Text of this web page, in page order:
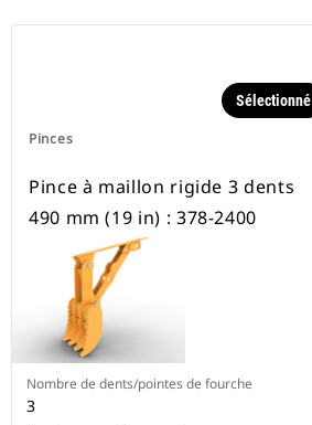
Pinces
Sélectionné
Pince à maillon rigide 3 dents
490 mm (19 in) : 378-2400
Nombre de dents/pointes de fourche
3